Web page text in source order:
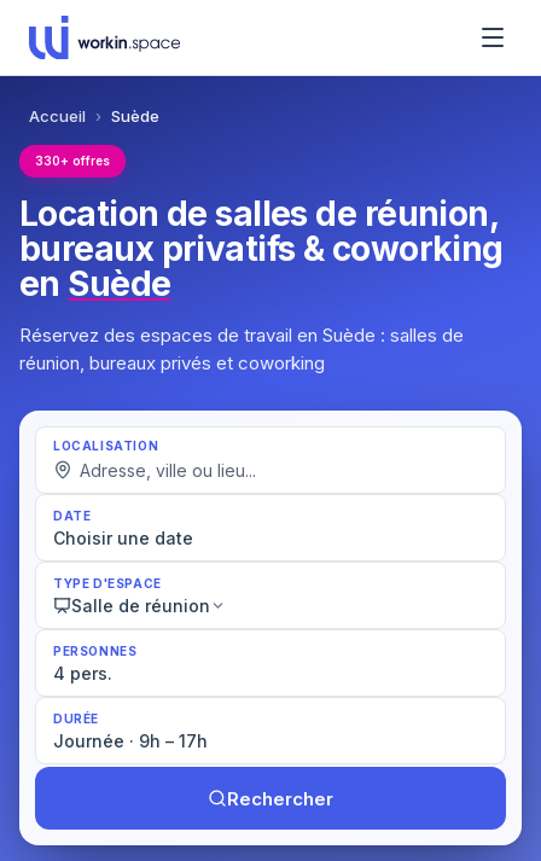
Accueil › Suède
330+ offres
Location de salles de réunion,
bureaux privatifs & coworking
en Suède
Réservez des espaces de travail en Suède : salles de
réunion, bureaux privés et coworking
LOCALISATION
DATE
Choisir une date
TYPE D'ESPACE
Salle de réunion
PERSONNES
4 pers.
DURÉE
Journée · 9h – 17h
Rechercher